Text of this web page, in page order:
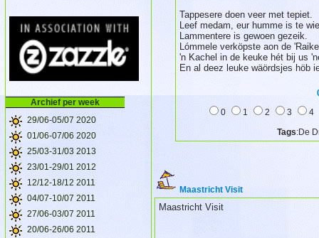
Archief per week
29/06-05/07 2020
01/06-07/06 2020
25/03-31/03 2013
23/01-29/01 2012
12/12-18/12 2011
04/07-10/07 2011
27/06-03/07 2011
20/06-26/06 2011
Tappesere doen veer met tepiet.
Leef medam, eur humme is te
Lammentere is gewoen gezeik.
Lómmele verköpste aon de
'n Kachel in de keuke hét bij us
En al deez leuke wäördsjes höb
0
1 2 3
4
Tags:De
Maastricht Visit
Maastricht Visit